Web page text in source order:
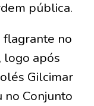
pública.
no
logo após
Gilcimar
no Conjunto